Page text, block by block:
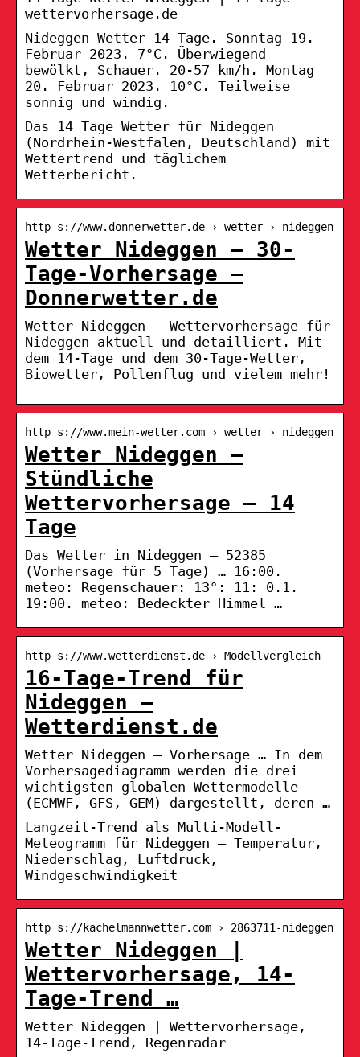
wettervorhersage.de
Nideggen Wetter 14 Tage. Sonntag 19.
Februar 2023. 7°C. Überwiegend
bewölkt, Schauer. 20-57 km/h. Montag
20. Februar 2023. 10°C. Teilweise
sonnig und windig.
Das 14 Tage Wetter für Nideggen
(Nordrhein-Westfalen, Deutschland) mit
Wettertrend und täglichem
Wetterbericht.
http s://www.donnerwetter.de › wetter › nideggen
Wetter Nideggen – 30-
Tage-Vorhersage –
Donnerwetter.de
Wetter Nideggen – Wettervorhersage für
Nideggen aktuell und detailliert. Mit
dem 14-Tage und dem 30-Tage-Wetter,
Biowetter, Pollenflug und vielem mehr!
http s://www.mein-wetter.com › wetter › nideggen
Wetter Nideggen –
Stündliche
Wettervorhersage – 14
Tage
Das Wetter in Nideggen – 52385
(Vorhersage für 5 Tage) … 16:00.
meteo: Regenschauer: 13°: 11: 0.1.
19:00. meteo: Bedeckter Himmel …
http s://www.wetterdienst.de › Modellvergleich
16-Tage-Trend für
Nideggen –
Wetterdienst.de
Wetter Nideggen – Vorhersage … In dem
Vorhersagediagramm werden die drei
wichtigsten globalen Wettermodelle
(ECMWF, GFS, GEM) dargestellt, deren …
Langzeit-Trend als Multi-Modell-
Meteogramm für Nideggen – Temperatur,
Niederschlag, Luftdruck,
Windgeschwindigkeit
http s://kachelmannwetter.com › 2863711-nideggen
Wetter Nideggen |
Wettervorhersage, 14-
Tage-Trend …
Wetter Nideggen | Wettervorhersage,
14-Tage-Trend, Regenradar